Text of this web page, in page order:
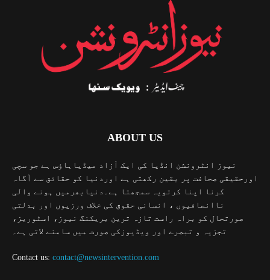
ABOUT US
نیوز انٹرونشن انڈیا کی ایک آزاد میڈیاہاؤس ہے جو سچی
اورحقیقی صحافت پر یقین رکھتی ہے اوردنیا کو حقائق سے آگاہ
کرنا اپنا کرتویہ سمجھتا ہے۔دنیابھرمیں ہونے والی
ناانصافیوں ، انسانی حقوق کی خلاف ورزیوں اور بدلتی
صورتحال کو براہ راست تازہ ترین بریکنگ نیوز، اسٹوریز،
تجزیہ و تبصرے اور ویڈیوزکی صورت میں سامنے لاتی ہے۔
Contact us: contact@newsintervention.com